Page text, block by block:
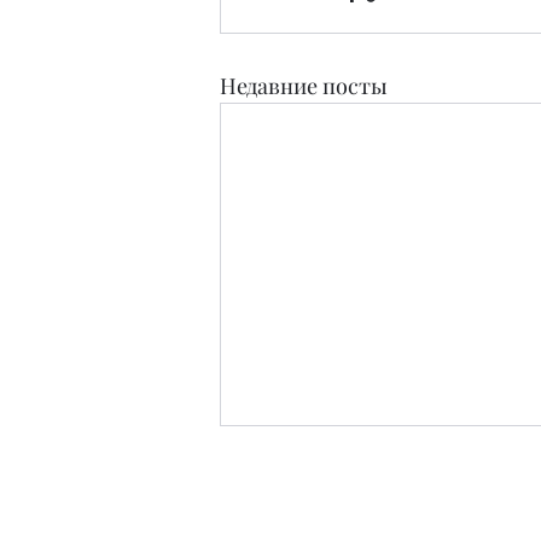
Недавние посты